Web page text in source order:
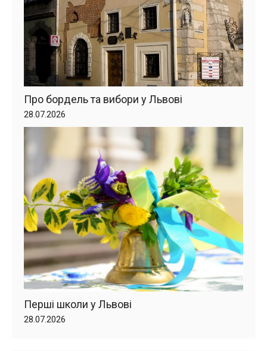
Про бордель та вибори у Львові
28.07.2026
Перші школи у Львові
28.07.2026